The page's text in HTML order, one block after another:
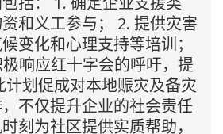
和义工参与； 2. 提供灾害
变化和心理支持等培训；
响应红十字会的呼吁，提
划促成对本地赈灾及备灾
不仅提升企业的社会责任
刻为社区提供实质帮助，